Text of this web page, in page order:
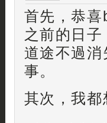
首先，恭
之前的日
道途不過
事。
其次，我